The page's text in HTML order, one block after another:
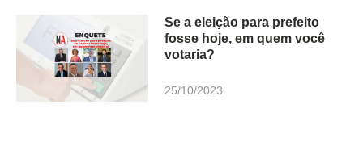
Se a eleição para prefeito
fosse hoje, em quem você
votaria?
25/10/2023